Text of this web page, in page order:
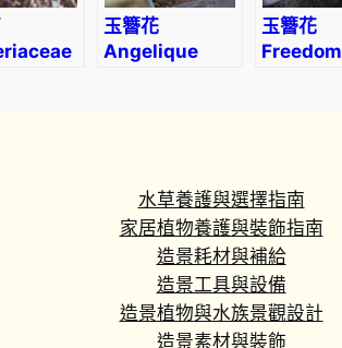
玉簪花
Angelique
玉簪花
Freedom
水草養護與選擇指南
家居植物養護與裝飾指南
造景耗材與補給
造景工具與設備
造景植物與水族景觀設計
造景素材與裝飾